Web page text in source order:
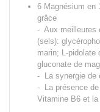
6 Magnésium en
grâce
- Aux meilleures
(sels):
marin; L-pidolate
gluconate de
- La synergie de
- La présence
Vitamine B6 et la